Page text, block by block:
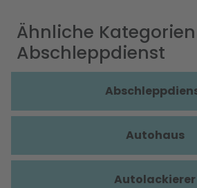
Ähnliche
Abschleppdienst
Autohaus
Autolackierer